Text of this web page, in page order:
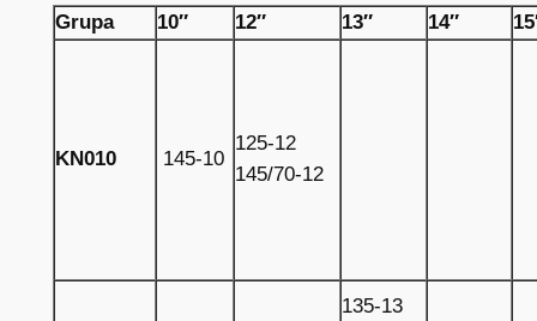
o
Grupa 10″ 12″ 13″ 14″
KN010 145-10
125-12
145/70-12
135-13